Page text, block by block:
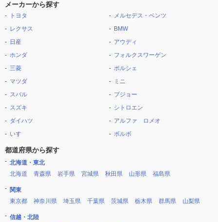
メーカーから探す
トヨタ
レクサス
日産
ホンダ
三菱
マツダ
スバル
スズキ
ダイハツ
いすゞ
メルセデス・ベンツ
BMW
アウディ
フォルクスワーゲン
ポルシェ
ミニ
プジョー
シトロエン
アルファ ロメオ
ボルボ
都道府県から探す
北海道・東北
北海道
青森県 岩手県 宮城県 秋田県 山形県 福島県
関東
東京都
神奈川県 埼玉県 千葉県 茨城県 栃木県 群馬県 山梨県
信越・北陸